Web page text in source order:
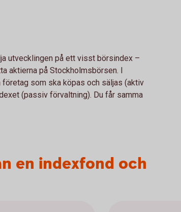
utvecklingen på ett visst börsindex –
aktierna på Stockholmsbörsen. I
som ska köpas och säljas (aktiv
(passiv förvaltning). Du får samma
en indexfond och